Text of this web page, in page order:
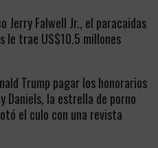
Jerry Falwell Jr., el paracaidas
le trae US$10.5 millones
Trump pagar los honorarios
Daniels, la estrella de porno
el culo con una revista